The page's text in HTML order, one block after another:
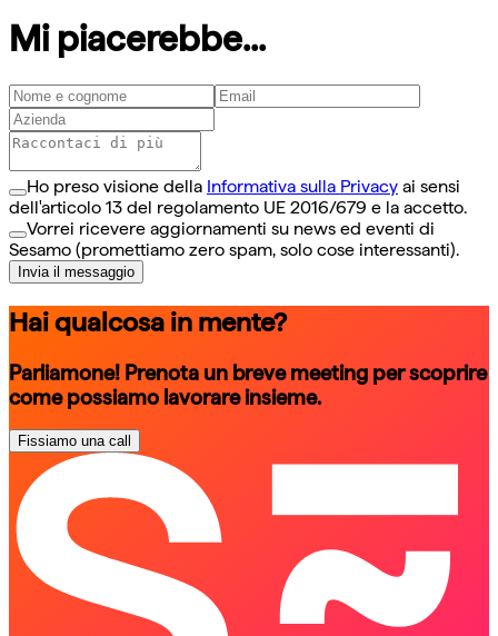
Mi piacerebbe...
Ho preso visione della Informativa sulla Privacy ai sensi
dell'articolo 13 del regolamento UE 2016/679 e la accetto.
Vorrei ricevere aggiornamenti su news ed eventi di
Sesamo (promettiamo zero spam, solo cose interessanti).
Invia il messaggio
Hai qualcosa in mente?
Parliamone! Prenota un breve meeting per scoprire
come possiamo lavorare insieme.
Fissiamo una call
schedule a call
schedule a call